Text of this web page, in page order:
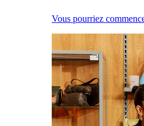
Vous pourriez